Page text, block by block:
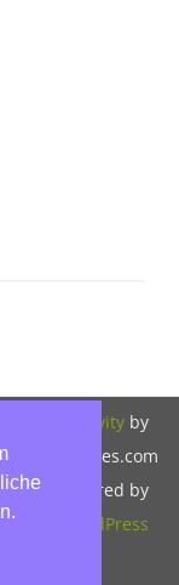
ZeroGravityby
Powered by
WordPress